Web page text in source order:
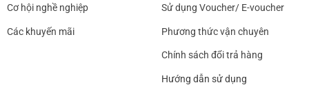
Cơ hội nghề nghiệp
Các khuyến mãi
Sử dụng Voucher/ E-voucher
Phương thức vận chuyên
Chính sách đổi trả hàng
Hướng dẫn sử dụng